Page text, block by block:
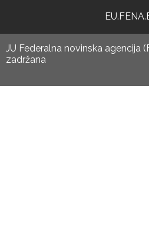
JU Federalna novinska agencija
zadržana